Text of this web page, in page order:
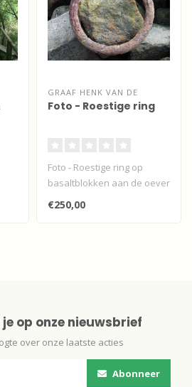
GRAAF HENK VAN DE
Foto - Roestige ring
Foto - Roestige ring op
basaltblokken aan de oever
van de Beneden Merwede...
€250,00
op onze nieuwsbrief
over onze laatste acties
Abonneer